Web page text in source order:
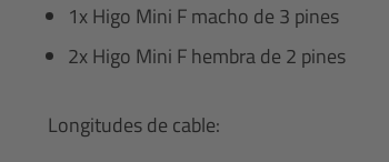
1x Higo Mini F macho de 3 pines
2x Higo Mini F hembra de 2 pines
Longitudes de cable: